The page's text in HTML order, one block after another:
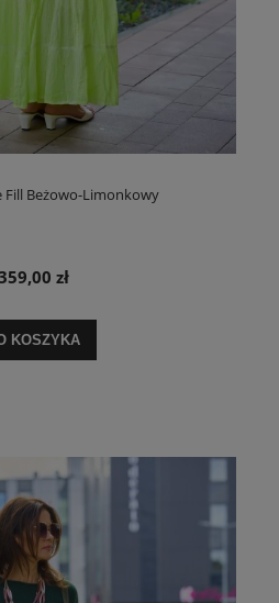
Fill Beżowo-Limonkowy
zł
KOSZYKA